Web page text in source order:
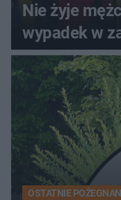
Nie żyje
wypadek w
OSTATNIE